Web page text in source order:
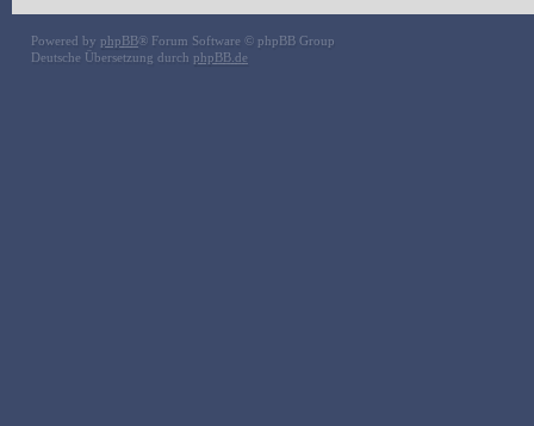
Powered by phpBB® Forum Software © phpBB Group
Deutsche Übersetzung durch phpBB.de